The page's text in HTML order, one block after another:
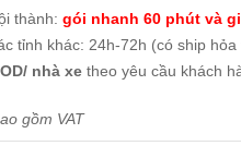
thành: gói nhanh 60 phút và
tỉnh khác: 24h-72h (có ship hỏa
nhà xe theo yêu cầu khách
gồm VAT